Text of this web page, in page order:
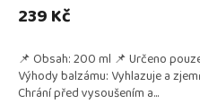
239 Kč
📌 Obsah: 200 ml 📌 Určeno
Výhody balzámu: Vyhlazuje a
Chrání před vysoušením a...